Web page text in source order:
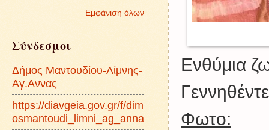
Ενθύμια
Φωτο:
Εμφάνιση όλων
Σύνδεσμοι
Δήμος Μαντουδίου-Λίμνης-
Αγ.Αννας
https://diavgeia.gov.gr/f/dim
osmantoudi_limni_ag_anna